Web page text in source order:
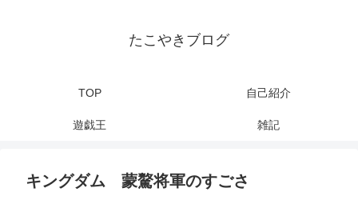
たこやきブログ
TOP 自己紹介
遊戯王 雑記
キングダム 蒙驁将軍のすごさ